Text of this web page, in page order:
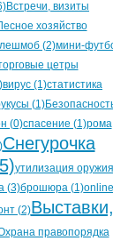
движения
Встречи, визиты
хозяйство
(2)мини-
цетры
вирус (1)статистика
укусы (1)
(0)спасение (1)рома
Снегурочка
утилизация оружия
(3)брошюра (1)online
(2)Выставки,
правопорядка